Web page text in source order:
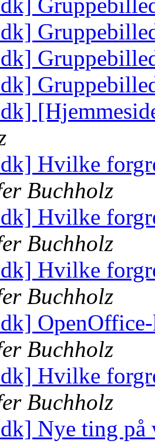
Hvilke
Buchholz
Hvilke
Buchholz
Hvilke
Buchholz
Buchholz
Hvilke
Buchholz
Nye ting